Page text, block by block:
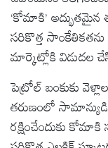
లైవ్
టీవి
వ్యవసాయం
ఓటీటీ
‘కోమాకి’ అద్భుతమైన
సరికొత్త సాంకేతికతను
మార్కెట్లోకి విడుదల
పెట్రోల్ బంకుకు
తరుణంలో
రక్షించేందుకు కోమాకి